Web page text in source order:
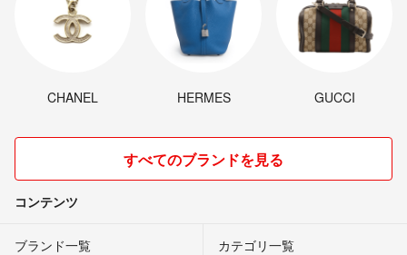
CHANEL HERMES GUCCI
すべてのブランドを見る
コンテンツ
ブランド一覧 カテゴリ一覧